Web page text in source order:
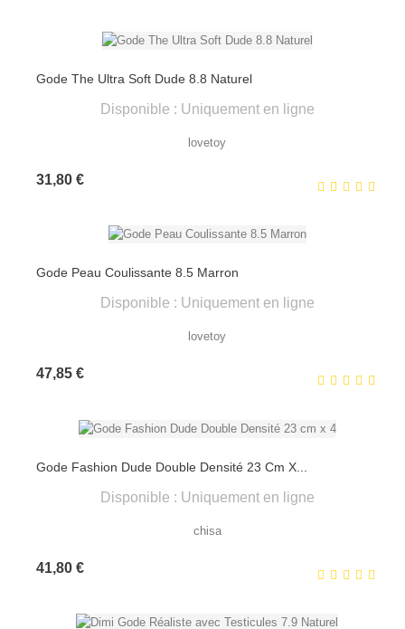
Gode The Ultra Soft Dude 8.8 Naturel
Disponible : Uniquement en ligne
lovetoy
31,80 €Prix
Gode Peau Coulissante 8.5 Marron
Disponible : Uniquement en ligne
lovetoy
47,85 €Prix
Gode Fashion Dude Double Densité 23 Cm X...
Disponible : Uniquement en ligne
chisa
41,80 €Prix